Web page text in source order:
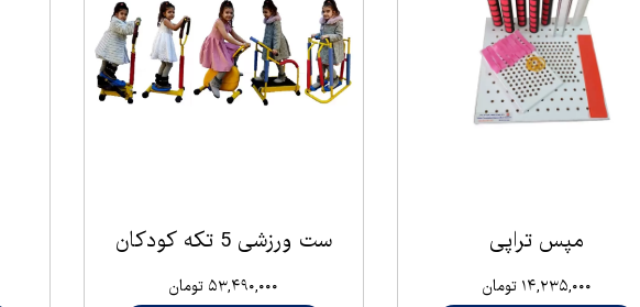
مپس تراپی
۱۴,۲۳۵,۰۰۰ تومان
ست ورزشی 5 تکه کودکان
۵۳,۴۹۰,۰۰۰ تومان